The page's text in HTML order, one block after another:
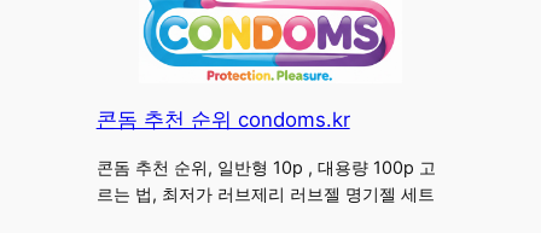
콘돔 추천 순위 condoms.kr
콘돔 추천 순위, 일반형 10p , 대용량 100p 고
르는 법, 최저가 러브제리 러브젤 명기젤 세트